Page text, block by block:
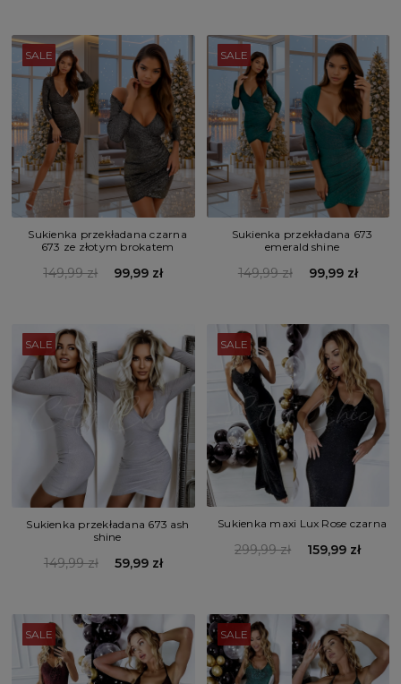
SALE
Sukienka przekładana czarna
673 ze złotym brokatem
149,99 zł 99,99 zł
SALE
Sukienka przekładana 673
emerald shine
149,99 zł 99,99 zł
SALE
Sukienka przekładana 673 ash
shine
149,99 zł 59,99 zł
SALE
Sukienka maxi Lux Rose czarna
299,99 zł 159,99 zł
SALE SALE